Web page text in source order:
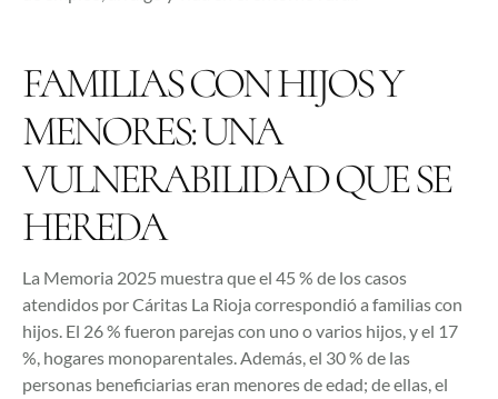
FAMILIAS CON HIJOS Y
MENORES: UNA
VULNERABILIDAD QUE SE
HEREDA
La Memoria 2025 muestra que el 45 % de los casos
atendidos por Cáritas La Rioja correspondió a familias con
hijos. El 26 % fueron parejas con uno o varios hijos, y el 17
%, hogares monoparentales. Además, el 30 % de las
personas beneficiarias eran menores de edad; de ellas, el